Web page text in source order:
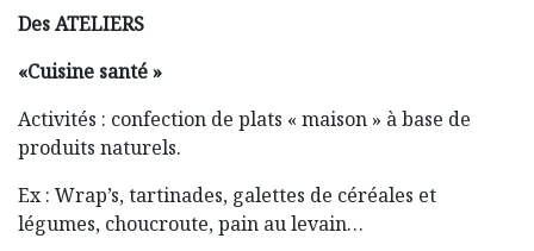
Des ATELIERS
«Cuisine santé »
Activités : confection de plats « maison » à base de
produits naturels.
Ex : Wrap’s, tartinades, galettes de céréales et
légumes, choucroute, pain au levain…